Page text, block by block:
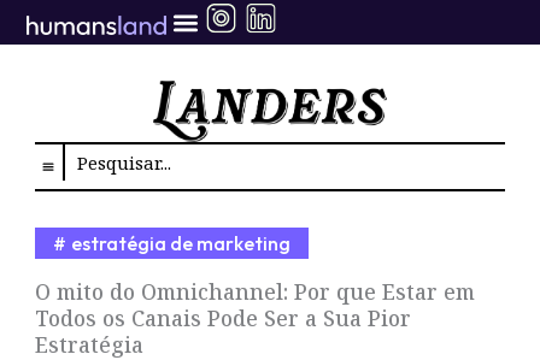
para
Search
O mito do Omnichannel: Por que Estar em
Todos os Canais Pode Ser a Sua Pior
Estratégia
estratégia de marketing